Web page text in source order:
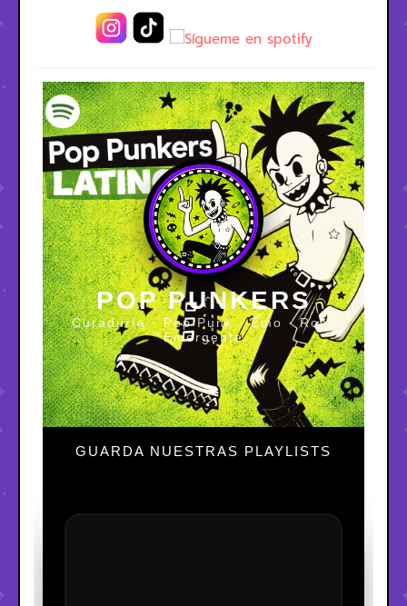
POP PUNKERS
Curaduría · Pop Punk · Emo · Rock
Emergente
GUARDA NUESTRAS PLAYLISTS